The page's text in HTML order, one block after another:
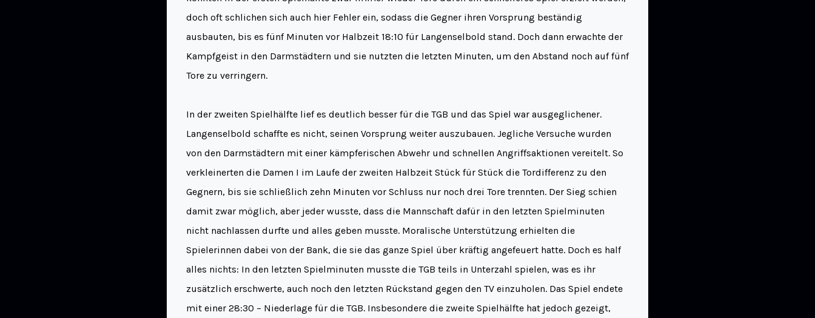
doch oft schlichen sich auch hier Fehler ein, sodass die Gegner ihren Vorsprung beständig
ausbauten, bis es fünf Minuten vor Halbzeit 18:10 für Langenselbold stand. Doch dann erwachte der
Kampfgeist in den Darmstädtern und sie nutzten die letzten Minuten, um den Abstand noch auf fünf
Tore zu verringern.
In der zweiten Spielhälfte lief es deutlich besser für die TGB und das Spiel war ausgeglichener.
Langenselbold schaffte es nicht, seinen Vorsprung weiter auszubauen. Jegliche Versuche wurden
von den Darmstädtern mit einer kämpferischen Abwehr und schnellen Angriffsaktionen vereitelt. So
verkleinerten die Damen I im Laufe der zweiten Halbzeit Stück für Stück die Tordifferenz zu den
Gegnern, bis sie schließlich zehn Minuten vor Schluss nur noch drei Tore trennten. Der Sieg schien
damit zwar möglich, aber jeder wusste, dass die Mannschaft dafür in den letzten Spielminuten
nicht nachlassen durfte und alles geben musste. Moralische Unterstützung erhielten die
Spielerinnen dabei von der Bank, die sie das ganze Spiel über kräftig angefeuert hatte. Doch es half
alles nichts: In den letzten Spielminuten musste die TGB teils in Unterzahl spielen, was es ihr
zusätzlich erschwerte, auch noch den letzten Rückstand gegen den TV einzuholen. Das Spiel endete
mit einer 28:30 – Niederlage für die TGB. Insbesondere die zweite Spielhälfte hat jedoch gezeigt,